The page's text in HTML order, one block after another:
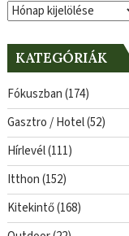
Archívum
KATEGÓRIÁK
Fókuszban(174)
Gasztro / Hotel(52)
Hírlevél(111)
Itthon(152)
Kitekintő(168)